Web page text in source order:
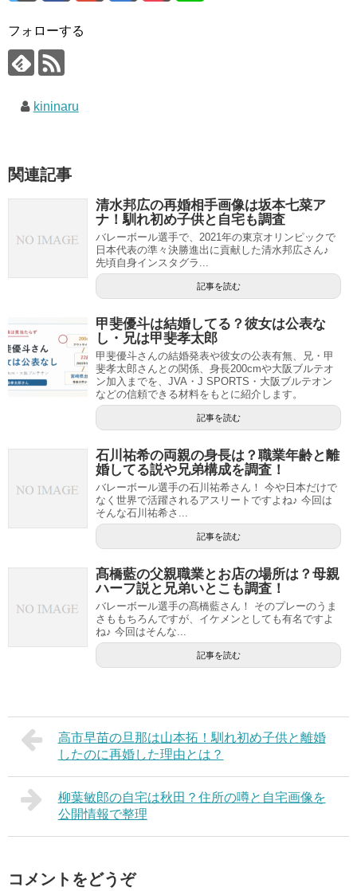
フォローする
kininaru
関連記事
清水邦広の再婚相手画像は坂本七菜ア
ナ！馴れ初め子供と自宅も調査
バレーボール選手で、2021年の東京オリンピックで
日本代表の準々決勝進出に貢献した清水邦広さん♪
先頃自身インスタグラ...
記事を読む
甲斐優斗は結婚してる？彼女は公表な
し・兄は甲斐孝太郎
甲斐優斗さんの結婚発表や彼女の公表有無、兄・甲
斐孝太郎さんとの関係、身長200cmや大阪ブルテオ
ン加入までを、JVA・J SPORTS・大阪ブルテオン
などの信頼できる材料をもとに紹介します。
記事を読む
石川祐希の両親の身長は？職業年齢と離
婚してる説や兄弟構成を調査！
バレーボール選手の石川祐希さん！ 今や日本だけで
なく世界で活躍されるアスリートですよね♪ 今回は
そんな石川祐希さ...
記事を読む
髙橋藍の父親職業とお店の場所は？母親
ハーフ説と兄弟いとこも調査！
バレーボール選手の髙橋藍さん！ そのプレーのうま
さももちろんですが、イケメンとしても有名ですよ
ね♪ 今回はそんな...
記事を読む
高市早苗の旦那は山本拓！馴れ初め子供と離婚
したのに再婚した理由とは？
柳葉敏郎の自宅は秋田？住所の噂と自宅画像を
公開情報で整理
コメントをどうぞ